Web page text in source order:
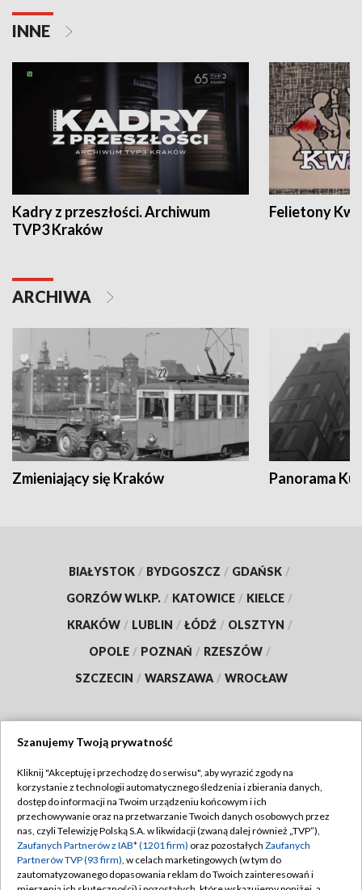
INNE
Kadry z przeszłości. Archiwum
TVP3 Kraków
Felietony
ARCHIWA
Zmieniający się Kraków Panorama
BIAŁYSTOK / BYDGOSZCZ / GDAŃSK /
GORZÓW WLKP. / KATOWICE / KIELCE /
KRAKÓW / LUBLIN / ŁÓDŹ / OLSZTYN /
OPOLE / POZNAŃ / RZESZÓW /
SZCZECIN / WARSZAWA / WROCŁAW
TVP
Abonament TVP
Emisja w TVP
Centrum informacji TVP
Regulamin TVP
Polityka prywatności
Moje zgody
Szanujemy Twoją prywatność
Kliknij "Akceptuję i przechodzę do serwisu", aby wyrazić zgody na
korzystanie z technologii automatycznego śledzenia i zbierania danych,
dostęp do informacji na Twoim urządzeniu końcowym i ich
przechowywanie oraz na przetwarzanie Twoich danych osobowych przez
nas, czyli Telewizję Polską S.A. w likwidacji (zwaną dalej również „TVP”),
Zaufanych Partnerów z IAB* (1201 firm) oraz pozostałych Zaufanych
Partnerów TVP (93 firm), w celach marketingowych (w tym do
zautomatyzowanego dopasowania reklam do Twoich zainteresowań i